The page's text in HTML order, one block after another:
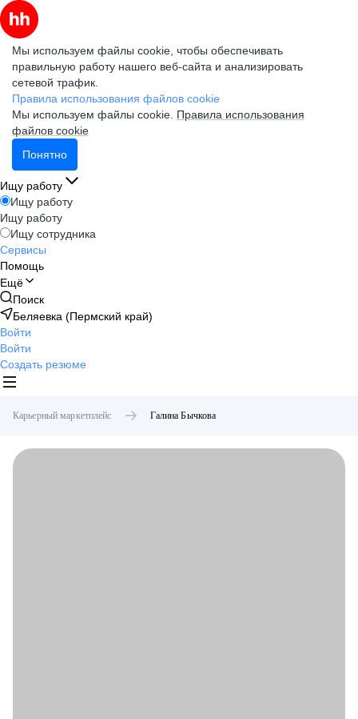
Мы используем файлы cookie, чтобы обеспечивать
правильную работу нашего веб-сайта и анализировать
сетевой трафик.
Правила использования файлов cookie
Мы используем файлы cookie. Правила использования
файлов cookie
Понятно
Ищу работу
Ищу работу
Ищу работу
Ищу сотрудника
Сервисы
Помощь
Ещё
Поиск
Беляевка (Пермский край)
Войти
Войти
Создать резюме
Карьерный маркетплейс Галина Бычкова